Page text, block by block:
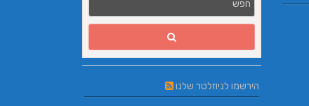
הירשמו לניוזלטר שלנו